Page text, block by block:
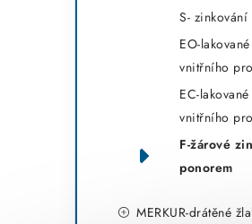
S-
EO-
vnitřního
EC-
vnitřního
F-žárové
ponorem
MERKUR-drátěné